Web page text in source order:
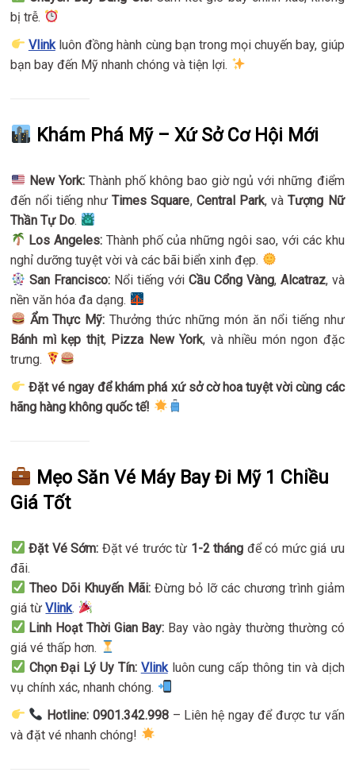
bị trễ.
Vlinkluôn đồng hành cùng bạn trong mọi chuyến bay, giúp
bạn bay đến Mỹ nhanh chóng và tiện lợi.
Khám Phá Mỹ – Xứ Sở Cơ Hội Mới
New York:Thành phố không bao giờ ngủ với những điểm
đến nổi tiếng nhưTimes Square, Central Park, vàTượng Nữ
Thần Tự Do.
Los Angeles: Thành phố của những ngôi sao, với các khu
nghỉ dưỡng tuyệt vời và các bãi biển xinh đẹp.
San Francisco:Nổi tiếng với Cầu Cổng Vàng, Alcatraz, và
nền văn hóa đa dạng.
Ẩm Thực Mỹ: Thưởng thức những món ăn nổi tiếng như
Bánh mì kẹp thịt, Pizza New York, và nhiều món ngon đặc
trưng.
Đặt vé ngay để khám phá xứ sở cờ hoa tuyệt vời cùng các
hãng hàng không quốc tế!
Mẹo Săn Vé Máy Bay Đi Mỹ 1 Chiều
Giá Tốt
Đặt Vé Sớm: Đặt vé trước từ 1-2 tháng để có mức giá ưu
đãi.
Theo Dõi Khuyến Mãi:Đừng bỏ lỡ các chương trình giảm
giá từVlink.
Linh Hoạt Thời Gian Bay: Bay vào ngày thường thường có
giá vé thấp hơn.
Chọn Đại Lý Uy Tín: Vlinkluôn cung cấp thông tin và dịch
vụ chính xác, nhanh chóng.
Hotline: 0901.342.998– Liên hệ ngay để được tư vấn
và đặt vé nhanh chóng!